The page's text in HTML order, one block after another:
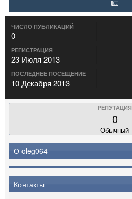
ЧИСЛО ПУБЛИКАЦИЙ
0
РЕГИСТРАЦИЯ
23 Июля 2013
ПОСЛЕДНЕЕ ПОСЕЩЕНИЕ
10 Декабря 2013
РЕПУТАЦИЯ
0
Обычный
О oleg064
Контакты